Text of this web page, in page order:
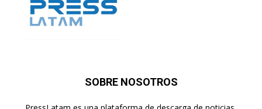
SOBRE NOSOTROS